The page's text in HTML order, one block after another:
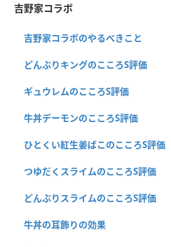
吉野家コラボ
吉野家コラボのやるべきこと
どんぶりキングのこころS評価
ギュウレムのこころS評価
牛丼デーモンのこころS評価
ひとくい紅生姜ばこのこころS評価
つゆだくスライムのこころS評価
どんぶりスライムのこころS評価
牛丼の耳飾りの効果